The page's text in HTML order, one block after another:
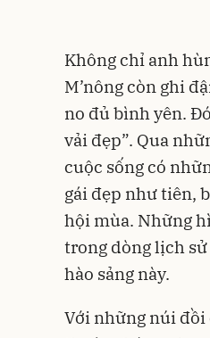
Không chỉ anh
M’nông còn ghi
no đủ bình yên.
vải đẹp”. Qua
cuộc sống có
gái đẹp như tiên,
hội mùa. Những
trong dòng lịch
hào sảng này.
Với những núi đồi